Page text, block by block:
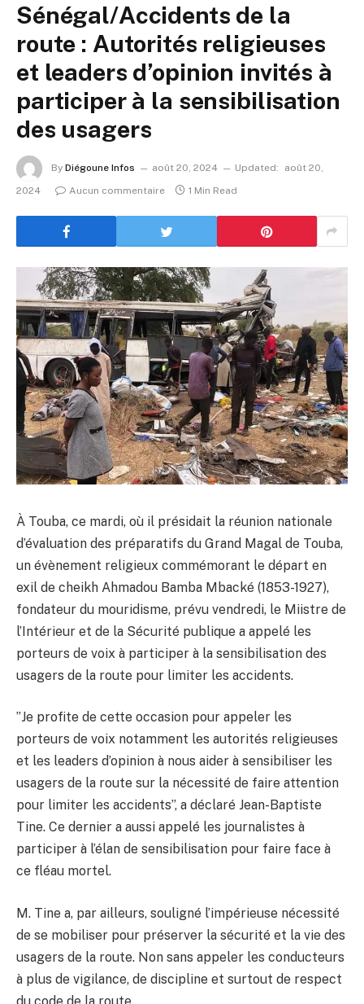
Sénégal/Accidents de la
route : Autorités religieuses
et leaders d’opinion invités à
participer à la sensibilisation
des usagers
By Diégoune Infos août 20, 2024 Updated:
août 20,
2024
Aucun commentaire 1 Min Read
À Touba, ce mardi, où il présidait la réunion nationale
d’évaluation des préparatifs du Grand Magal de Touba,
un évènement religieux commémorant le départ en
exil de cheikh Ahmadou Bamba Mbacké (1853-1927),
fondateur du mouridisme, prévu vendredi, le Miistre de
l’Intérieur et de la Sécurité publique a appelé les
porteurs de voix à participer à la sensibilisation des
usagers de la route pour limiter les accidents.
”Je profite de cette occasion pour appeler les
porteurs de voix notamment les autorités religieuses
et les leaders d’opinion à nous aider à sensibiliser les
usagers de la route sur la nécessité de faire attention
pour limiter les accidents”, a déclaré Jean-Baptiste
Tine. Ce dernier a aussi appelé les journalistes à
participer à l’élan de sensibilisation pour faire face à
ce fléau mortel.
M. Tine a, par ailleurs, souligné l’impérieuse nécessité
de se mobiliser pour préserver la sécurité et la vie des
usagers de la route. Non sans appeler les conducteurs
à plus de vigilance, de discipline et surtout de respect